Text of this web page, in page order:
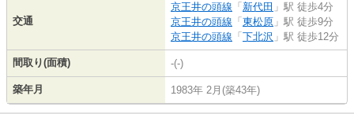
交通
京王井の頭線 「 新代田 」駅 徒歩4分
京王井の頭線 「 東松原 」駅 徒歩9分
京王井の頭線 「 下北沢 」駅 徒歩12分
間取り(面積) -(-)
築年月 1983年 2月(築43年)